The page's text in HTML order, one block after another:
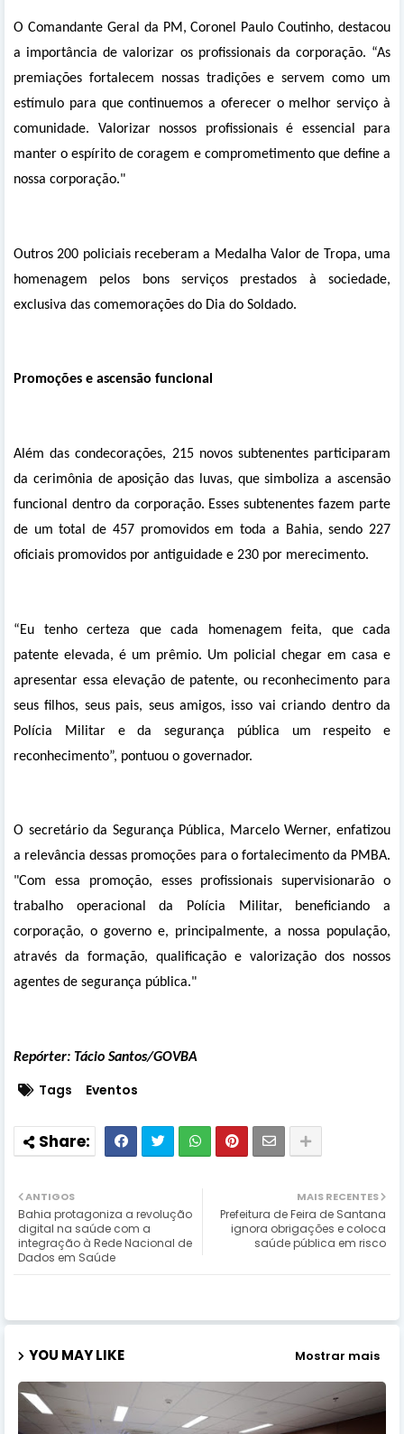
O Comandante Geral da PM, Coronel Paulo Coutinho, destacou
a importância de valorizar os profissionais da corporação. “As
premiações fortalecem nossas tradições e servem como um
estímulo para que continuemos a oferecer o melhor serviço à
comunidade. Valorizar nossos profissionais é essencial para
manter o espírito de coragem e comprometimento que define a
nossa corporação."
Outros 200 policiais receberam a Medalha Valor de Tropa, uma
homenagem pelos bons serviços prestados à sociedade,
exclusiva das comemorações do Dia do Soldado.
Promoções e ascensão funcional
Além das condecorações, 215 novos subtenentes participaram
da cerimônia de aposição das luvas, que simboliza a ascensão
funcional dentro da corporação. Esses subtenentes fazem parte
de um total de 457 promovidos em toda a Bahia, sendo 227
oficiais promovidos por antiguidade e 230 por merecimento.
“Eu tenho certeza que cada homenagem feita, que cada
patente elevada, é um prêmio. Um policial chegar em casa e
apresentar essa elevação de patente, ou reconhecimento para
seus filhos, seus pais, seus amigos, isso vai criando dentro da
Polícia Militar e da segurança pública um respeito e
reconhecimento”, pontuou o governador.
O secretário da Segurança Pública, Marcelo Werner, enfatizou
a relevância dessas promoções para o fortalecimento da PMBA.
"Com essa promoção, esses profissionais supervisionarão o
trabalho operacional da Polícia Militar, beneficiando a
corporação, o governo e, principalmente, a nossa população,
através da formação, qualificação e valorização dos nossos
agentes de segurança pública."
Repórter: Tácio Santos/GOVBA
Tags Eventos
MAIS RECENTES
Prefeitura de Feira de Santana
ignora obrigações e coloca
saúde pública em risco
ANTIGOS
Bahia protagoniza a revolução
digital na saúde com a
integração à Rede Nacional de
Dados em Saúde
YOU MAY LIKE Mostrar mais